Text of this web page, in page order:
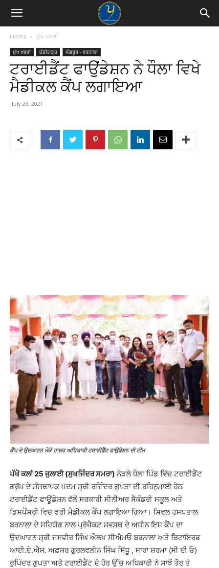
Home ਮੁੱਖ ਖ਼ਬਰਾਂ
ਮੁੱਖ ਖ਼ਬਰਾਂ ਚੰਡੀਗੜ੍ਹ ਸੰਗਰੂਰ - ਬਰਨਾਲਾ
ਟਰਾਈਡੈਂਟ ਫਾਉਂਡੇਸ਼ਨ ਨੇ ਧੌਲਾ ਵਿਖੇ
ਮੈਡੀਕਲ ਕੈਂਪ ਲਗਾਇਆ
July 26, 2021
ਕੈਂਪ ਦੇ ਉਦਘਾਟਨ ਮੌਕੇ ਹਾਜ਼ਰ ਅਧਿਕਾਰੀ ਟਰਾਈਡੈਂਟ ਫਾਉਂਡੇਸ਼ਨ ਦੀ ਟੀਮ
ਪੱਖੋ ਕਲਾਂ 25 ਜੁਲਾਈ (ਸੁਖਜਿੰਦਰ ਸਮਰਾ) ਨੇੜਲੇ ਧੌਲਾ ਪਿੰਡ ਵਿੱਚ ਟਰਾਈਡੈਂਟ
ਗਰੁੱਪ ਦੇ ਸੰਸਥਾਪਕ ਪਦਮ ਸ੍ਰੀ ਰਜਿੰਦਰ ਗੁਪਤਾ ਦੀ ਰਹਿਨੁਮਾਈ ਹੇਠ
ਟਰਾਈਡੈਂਟ ਫਾਊਂਡੇਸ਼ਨ ਵੱਲੋਂ ਸਰਕਾਰੀ ਸੀਨੀਅਰ ਸੈਕੰਡਰੀ ਸਕੂਲ ਅਤੇ
ਡਿਸਪੈਂਸਰੀ ਵਿਚ ਫਰੀ ਮੈਡੀਕਲ ਕੈਂਪ ਲਗਾਇਆ ਗਿਆ। ਸਿਵਲ ਹਸਪਤਾਲ
ਬਰਨਾਲਾ ਦੇ ਸਹਿਯੋਗ ਨਾਲ ਪ੍ਰੋਜੈਕਟ ਸਵਸਥ ਦੇ ਅਧੀਨ ਇਸ ਕੈਂਪ ਦਾ
ਉਦਘਾਟਨ ਸ਼੍ਰੀ ਜਸਵੀਰ ਸਿੰਘ ਔਲਖ ਸੀਐਮਓ ਬਰਨਾਲਾ ਅਤੇ ਰਿਟਾਇਰਡ
ਆਈ.ਏ.ਐੱਸ. ਅਫ਼ਸਰ ਗੁਰਲਵਲੀਨ ਸਿੰਘ ਸਿੱਧੂ , ਸਾਰਾ ਸ਼ਰਮਾ (ਸੀ ਈ ਓ)
ਰੁਪਿੰਦਰ ਗੁਪਤਾ ਅਤੇ ਟਰਾਈਡੈਂਟ ਦੇ ਹੋਰ ਉੱਚ ਅਧਿਕਾਰੀ ਨੇ ਸਾਝੇਂ ਤੌਰ ਤੇ